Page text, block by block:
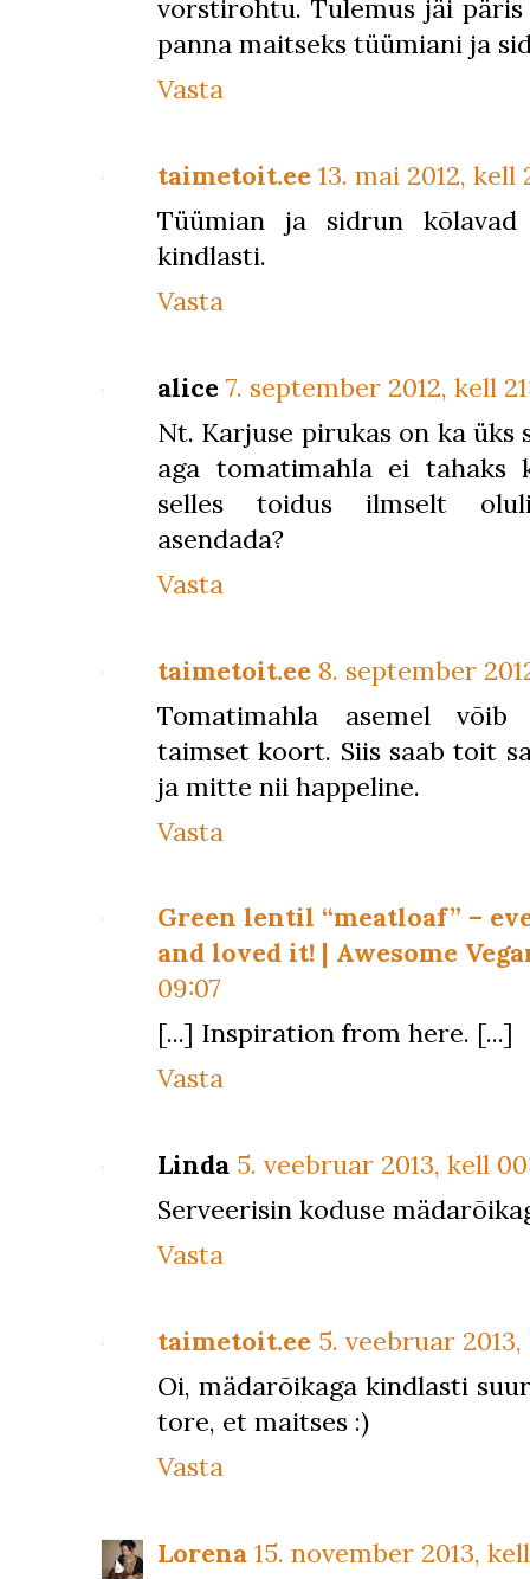
vorstirohtu. Tulemus jäi
panna maitseks tüümiani ja
Vasta
taimetoit.ee 13. mai 2012, kell
Tüümian ja sidrun
kindlasti.
Vasta
alice 7. september 2012, kell
Nt. Karjuse pirukas on ka üks
aga tomatimahla ei tahaks
selles toidus ilmselt
asendada?
Vasta
taimetoit.ee 8. september
Tomatimahla asemel
taimset koort. Siis saab toit
ja mitte nii happeline.
Vasta
Green lentil “meatloaf” –
and loved it! | Awesome
09:07
[...] Inspiration from here. [...]
Vasta
Linda 5. veebruar 2013, kell
Serveerisin koduse
Vasta
taimetoit.ee 5. veebruar
Oi, mädarõikaga kindlasti
tore, et maitses :)
Vasta
Lorena 15. november 2013,